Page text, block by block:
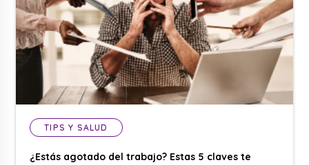
TIPS Y SALUD
¿Estás agotado del trabajo? Estas 5 claves te